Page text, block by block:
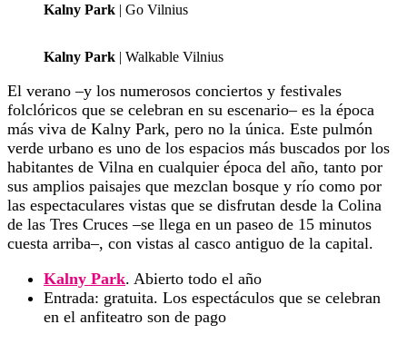
Kalny Park | Go Vilnius
Kalny Park | Walkable Vilnius
El verano –y los numerosos conciertos y festivales
folclóricos que se celebran en su escenario– es la época
más viva de Kalny Park, pero no la única. Este pulmón
verde urbano es uno de los espacios más buscados por los
habitantes de Vilna en cualquier época del año, tanto por
sus amplios paisajes que mezclan bosque y río como por
las espectaculares vistas que se disfrutan desde la Colina
de las Tres Cruces –se llega en un paseo de 15 minutos
cuesta arriba–, con vistas al casco antiguo de la capital.
Kalny Park. Abierto todo el año
Entrada: gratuita. Los espectáculos que se celebran
en el anfiteatro son de pago